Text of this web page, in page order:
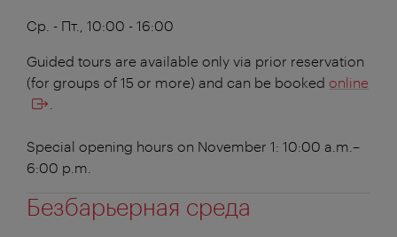
Ср. - Пт., 10:00 - 16:00
Guided tours are available only via prior reservation
(for groups of 15 or more) and can be booked online
Special opening hours on November 1: 10:00 a.m.–
6:00 p.m.
Безбарьерная среда